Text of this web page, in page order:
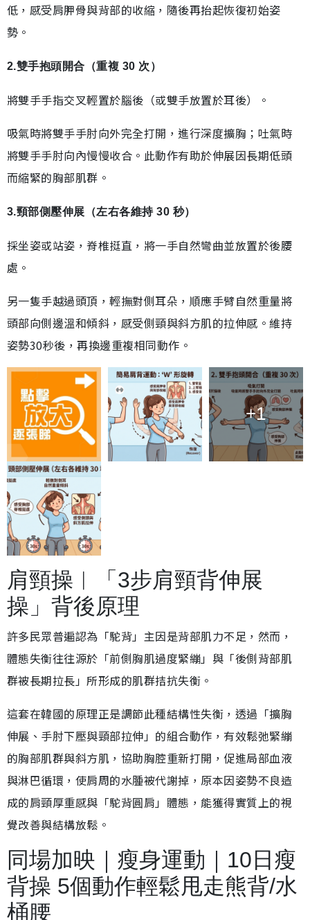
低，感受肩胛骨與背部的收縮，隨後再抬起恢復初始姿
勢。
2.雙手抱頭開合（重複 30 次）
將雙手手指交叉輕置於腦後（或雙手放置於耳後）。
吸氣時將雙手手肘向外完全打開，進行深度擴胸；吐氣時
將雙手手肘向內慢慢收合。此動作有助於伸展因長期低頭
而縮緊的胸部肌群。
3.頸部側壓伸展（左右各維持 30 秒）
採坐姿或站姿，脊椎挺直，將一手自然彎曲並放置於後腰
處。
另一隻手越過頭頂，輕撫對側耳朵，順應手臂自然重量將
頭部向側邊溫和傾斜，感受側頸與斜方肌的拉伸感。維持
姿勢30秒後，再換邊重複相同動作。
+1
肩頸操︱「3步肩頸背伸展
操」背後原理
許多民眾普遍認為「駝背」主因是背部肌力不足，然而，
體態失衡往往源於「前側胸肌過度緊繃」與「後側背部肌
群被長期拉長」所形成的肌群拮抗失衡。
這套在韓國的原理正是調節此種結構性失衡，透過「擴胸
伸展、手肘下壓與頸部拉伸」的組合動作，有效鬆弛緊繃
的胸部肌群與斜方肌，協助胸腔重新打開，促進局部血液
與淋巴循環，使肩周的水腫被代謝掉，原本因姿勢不良造
成的肩頸厚重感與「駝背圓肩」體態，能獲得實質上的視
覺改善與結構放鬆。
同場加映｜瘦身運動｜10日瘦
背操 5個動作輕鬆甩走熊背/水
桶腰